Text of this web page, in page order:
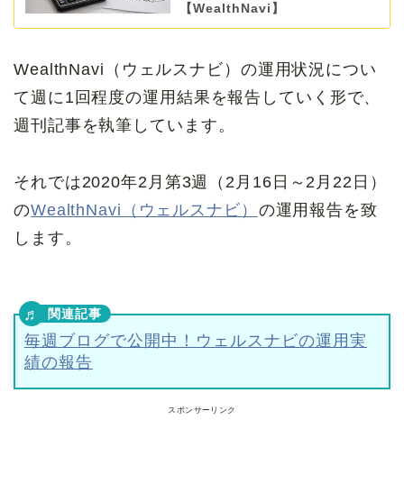
【WealthNavi】
WealthNavi（ウェルスナビ）の運用状況につい
て週に1回程度の運用結果を報告していく形で、
週刊記事を執筆しています。
それでは2020年2月第3週（2月16日～2月22日）
のWealthNavi（ウェルスナビ） の運用報告を致
します。
毎週ブログで公開中！ウェルスナビの運用実
績の報告
スポンサーリンク